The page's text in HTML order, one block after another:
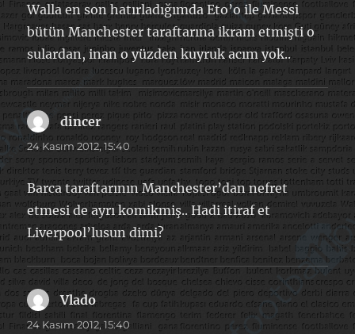
Walla en son hatırladığımda Eto’o ile Messi
bütün Manchester taraftarına ikram etmişti o
sulardan, inan o yüzden kuyruk acım yok..
dincerdedi
ki:
24 Kasım 2012, 15:40
Barca taraftarının Manchester’dan nefret
etmesi de ayrı komikmiş.. Hadi itiraf et
Liverpool’lusun dimi?
Vladodedi
ki:
24 Kasım 2012, 15:40